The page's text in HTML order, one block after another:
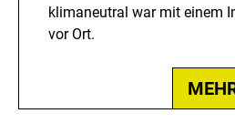
klimaneutral war mit einem
vor Ort.